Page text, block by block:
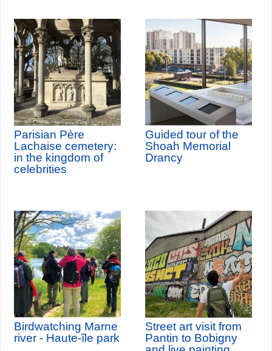
Parisian Père
Lachaise cemetery:
in the kingdom of
celebrities
Guided tour of the
Shoah Memorial
Drancy
Birdwatching Marne
river - Haute-île park
Street art visit from
Pantin to Bobigny